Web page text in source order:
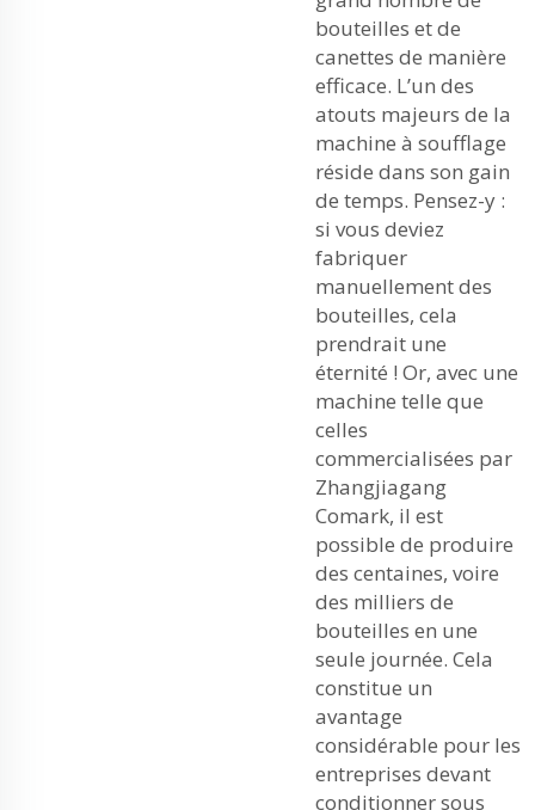
bouteilles et de
canettes de manière
efficace. L’un des
atouts majeurs de la
machine à soufflage
réside dans son gain
de temps. Pensez-y :
si vous deviez
fabriquer
manuellement des
bouteilles, cela
prendrait une
éternité ! Or, avec une
machine telle que
celles
commercialisées par
Zhangjiagang
Comark, il est
possible de produire
des centaines, voire
des milliers de
bouteilles en une
seule journée. Cela
constitue un
avantage
considérable pour les
entreprises devant
conditionner sous